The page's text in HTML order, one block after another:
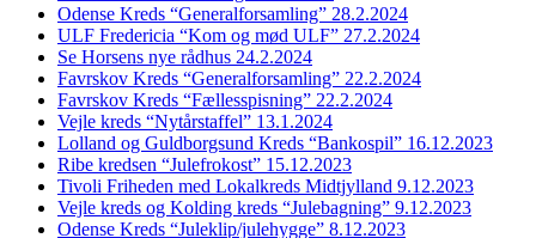
Odense Kreds “Generalforsamling” 28.2.2024
ULF Fredericia “Kom og mød ULF” 27.2.2024
Se Horsens nye rådhus 24.2.2024
Favrskov Kreds “Generalforsamling” 22.2.2024
Favrskov Kreds “Fællesspisning” 22.2.2024
Vejle kreds “Nytårstaffel” 13.1.2024
Lolland og Guldborgsund Kreds “Bankospil” 16.12.2023
Ribe kredsen “Julefrokost” 15.12.2023
Tivoli Friheden med Lokalkreds Midtjylland 9.12.2023
Vejle kreds og Kolding kreds “Julebagning” 9.12.2023
Odense Kreds “Juleklip/julehygge” 8.12.2023